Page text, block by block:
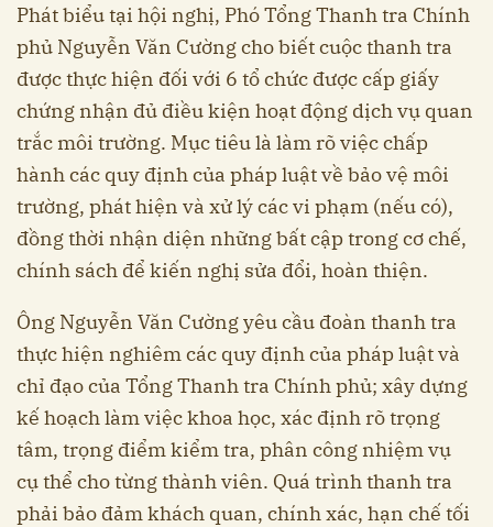
Phát biểu tại hội nghị, Phó Tổng Thanh tra Chính
phủ Nguyễn Văn Cường cho biết cuộc thanh tra
được thực hiện đối với 6 tổ chức được cấp giấy
chứng nhận đủ điều kiện hoạt động dịch vụ quan
trắc môi trường. Mục tiêu là làm rõ việc chấp
hành các quy định của pháp luật về bảo vệ môi
trường, phát hiện và xử lý các vi phạm (nếu có),
đồng thời nhận diện những bất cập trong cơ chế,
chính sách để kiến nghị sửa đổi, hoàn thiện.
Ông Nguyễn Văn Cường yêu cầu đoàn thanh tra
thực hiện nghiêm các quy định của pháp luật và
chỉ đạo của Tổng Thanh tra Chính phủ; xây dựng
kế hoạch làm việc khoa học, xác định rõ trọng
tâm, trọng điểm kiểm tra, phân công nhiệm vụ
cụ thể cho từng thành viên. Quá trình thanh tra
phải bảo đảm khách quan, chính xác, hạn chế tối